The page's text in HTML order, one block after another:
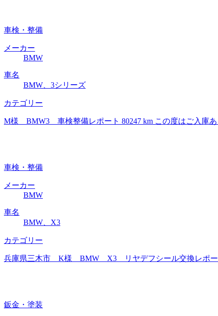
車検・整備
メーカー
BMW
車名
BMW、3シリーズ
カテゴリー
M様 BMW3 車検整備レポート 80247 km この度はご入庫
車検・整備
メーカー
BMW
車名
BMW、X3
カテゴリー
兵庫県三木市 K様 BMW X3 リヤデフシール交換レポー
鈑金・塗装